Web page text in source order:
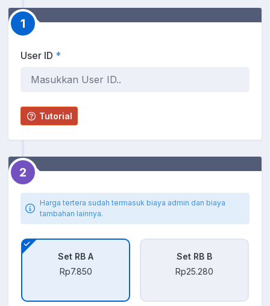
1
User ID *
Tutorial
2
Harga tertera sudah termasuk biaya admin dan biaya
tambahan lainnya.
Set RB A
Rp7.850
Set RB B
Rp25.280